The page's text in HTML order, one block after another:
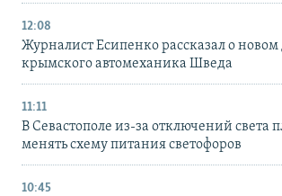
12:08
Журналист Есипенко рассказал о новом
крымского автомеханика Шведа
11:11
В Севастополе из-за отключений света
менять схему питания светофоров
10:45